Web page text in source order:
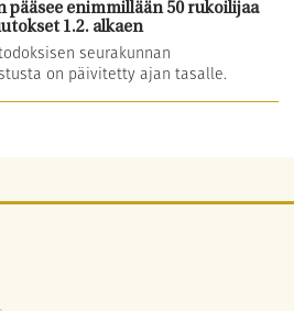
pääsee enimmillään 50 rukoilijaa
1.2. alkaen
seurakunnan
on päivitetty ajan tasalle.